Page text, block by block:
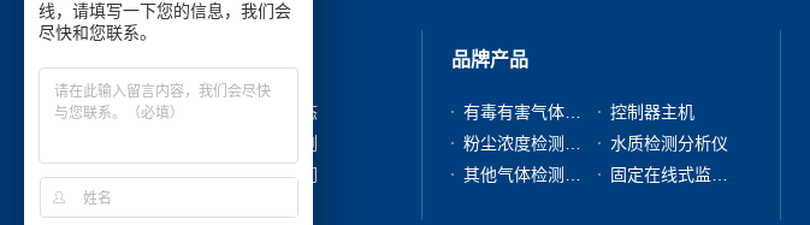
公司简介
新闻动态
成功案例
在线咨询
联系我们
品牌产品
控制器主机
水质检测分析仪
固定在线式监测报警仪
线，请填写一下您的信息，我们会
尽快和您联系。